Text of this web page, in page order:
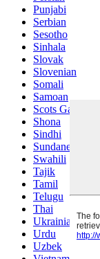
Punjabi
Serbian
Sesotho
Sinhala
Slovak
Slovenian
Somali
Samoan
Scots Gaelic
Shona
Sindhi
Sundanese
Swahili
Tajik
Tamil
Telugu
Thai
Ukrainian
Urdu
Uzbek